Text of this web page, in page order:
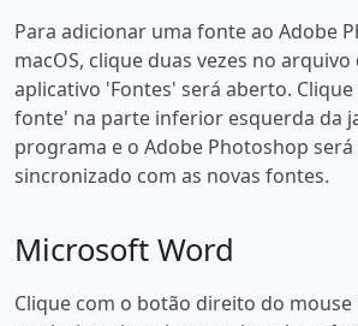
Para adicionar uma fonte ao Adobe
macOS, clique duas vezes no
aplicativo 'Fontes' será aberto.
fonte' na parte inferior esquerda da
programa e o Adobe Photoshop
sincronizado com as novas fontes.
Microsoft Word
Clique com o botão direito do